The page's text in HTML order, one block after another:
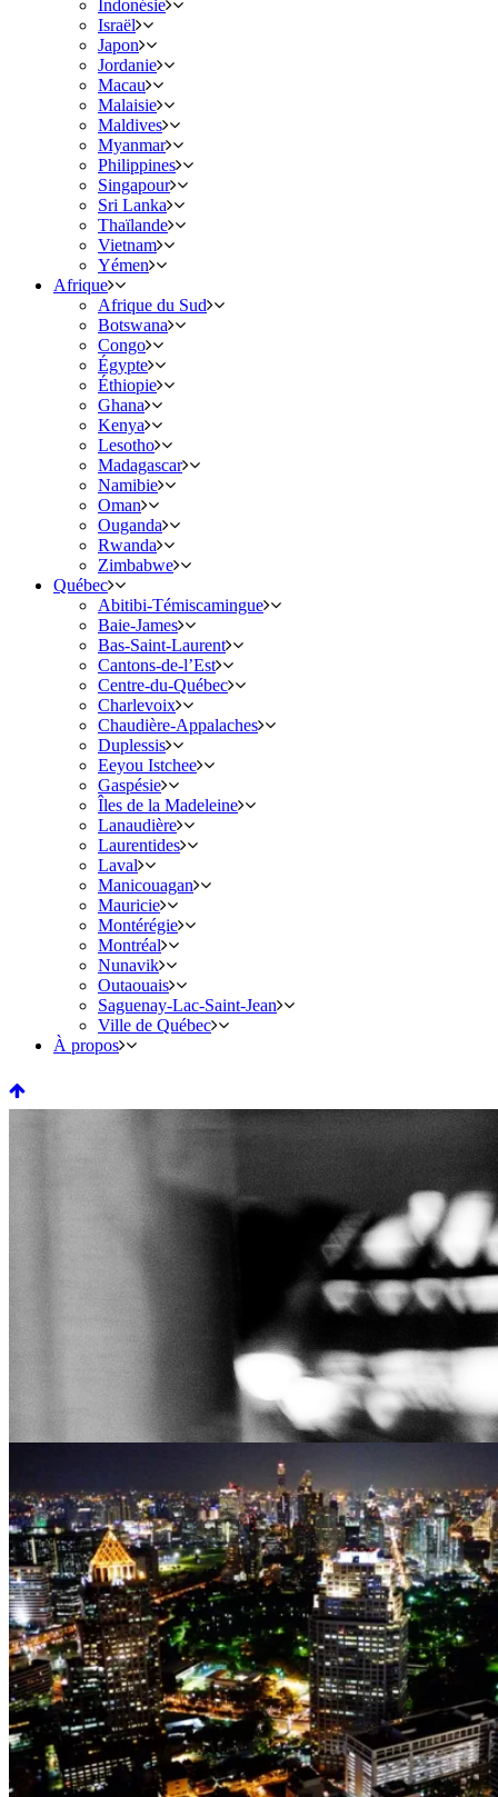
Indonésie
Israël
Japon
Jordanie
Macau
Malaisie
Maldives
Myanmar
Philippines
Singapour
Sri Lanka
Thaïlande
Vietnam
Yémen
Afrique
Afrique du Sud
Botswana
Congo
Égypte
Éthiopie
Ghana
Kenya
Lesotho
Madagascar
Namibie
Oman
Ouganda
Rwanda
Zimbabwe
Québec
Abitibi-Témiscamingue
Baie-James
Bas-Saint-Laurent
Cantons-de-l’Est
Centre-du-Québec
Charlevoix
Chaudière-Appalaches
Duplessis
Eeyou Istchee
Gaspésie
Îles de la Madeleine
Lanaudière
Laurentides
Laval
Manicouagan
Mauricie
Montérégie
Montréal
Nunavik
Outaouais
Saguenay-Lac-Saint-Jean
Ville de Québec
À propos